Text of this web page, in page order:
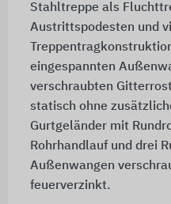
Stahltreppe als
Austrittspodesten und
eingespannten
verschraubten
statisch ohne
Gurtgeländer mit
Rohrhandlauf und drei
Außenwangen
feuerverzinkt.